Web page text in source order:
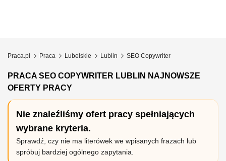
Praca.pl Praca Lubelskie Lublin SEO Copywriter
PRACA SEO COPYWRITER LUBLIN NAJNOWSZE
OFERTY PRACY
Nie znaleźliśmy ofert pracy spełniających
wybrane kryteria.
Sprawdź, czy nie ma literówek we wpisanych frazach lub
spróbuj bardziej ogólnego zapytania.